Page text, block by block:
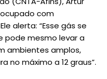
com
alerta: “Esse gás se
pode mesmo levar a
ambientes amplos,
no máximo a 12 graus”.